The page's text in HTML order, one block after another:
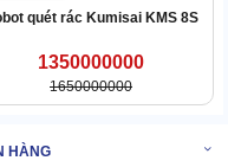
vi hàng chục nghìn m2
việc của 20 nhân công.
quét rác Kumisai KMS 8S
1350000000
1650000000
HÀNG